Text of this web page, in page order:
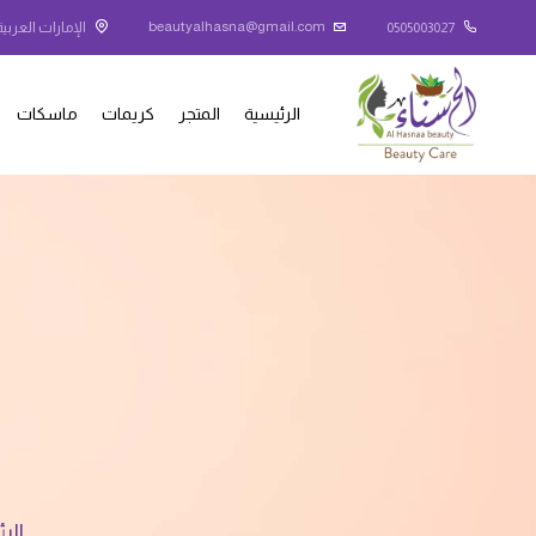
0505003027
beautyalhasna@gmail.com الإمارات
الرئيسية المتجر كريمات ماسكات